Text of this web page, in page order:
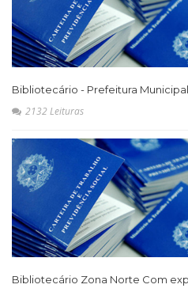
Bibliotecário - Prefeitura Municipal
2132 Leituras
Bibliotecário Zona Norte Com